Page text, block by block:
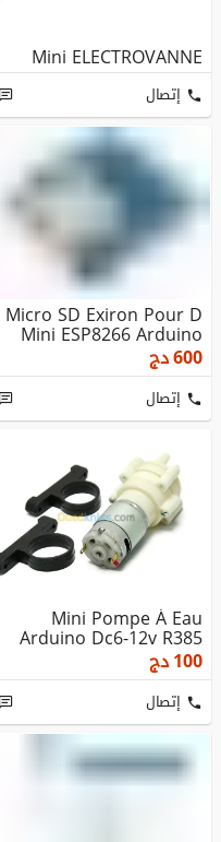
Mini ELECTROVANNE
إتصال
Micro SD Exiron Pour D
Mini ESP8266 Arduino
600دج
إتصال
Mini Pompe À Eau
Arduino Dc6-12v R385
100دج
إتصال